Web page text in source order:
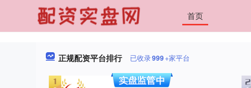
首页
正规配资平台排行 已收录999+家平台